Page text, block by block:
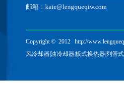
邮箱：kate@lengqueqiw.com
Copyright © 2012 http://
风冷却器油冷却器板式换热器列管